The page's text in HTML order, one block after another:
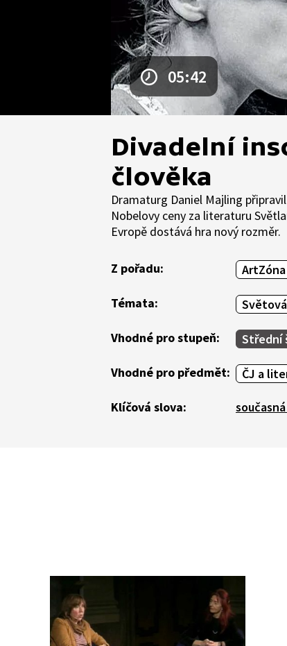
05:42
Divadelní
člověka
Dramaturg Daniel Majling
Nobelovy ceny za literaturu
Evropě dostává hra nový rozměr.
Z pořadu: ArtZóna
Témata:
Vhodné pro stupeň: Střední
Vhodné pro předmět: ČJ a
Klíčová slova: